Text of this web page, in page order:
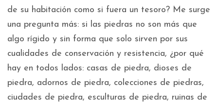
de su habitación como si fuera un tesoro? Me surge
una pregunta más: si las piedras no son más que
algo rígido y sin forma que solo sirven por sus
cualidades de conservación y resistencia, ¿por qué
hay en todos lados: casas de piedra, dioses de
piedra, adornos de piedra, colecciones de piedras,
ciudades de piedra, esculturas de piedra, ruinas de